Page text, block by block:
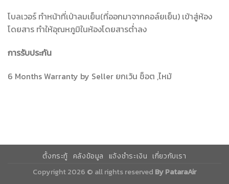
โบลเวอร์ ทำหน้าที่เป่าลมเย็น(ที่ออกมาจากคอล์ยเย็น) เข้าสู่ห้อง
โดยสาร ทำให้อุณหภูมิในห้องโดยสารต่ำลง
การรับประกัน
6 Months Warranty by Seller ยกเว้น ช็อต ,ไหม้
ตั้งกระทู้ คลังข้อมูล แจ้งชำระเงิน เกี่ยวกับเรา
Copyright 2026 © all rights reserved By PataraAir